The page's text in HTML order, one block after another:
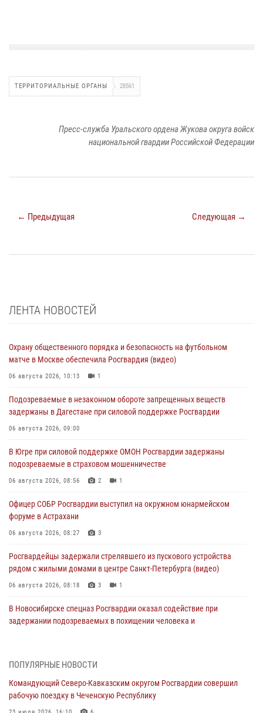
ТЕРРИТОРИАЛЬНЫЕ ОРГАНЫ 28561
Пресс-служба Уральского ордена Жукова округа войск
национальной гвардии Российской Федерации
← Предыдущая Следующая →
ЛЕНТА НОВОСТЕЙ
Охрану общественного порядка и безопасность на футбольном
матче в Москве обеспечила Росгвардия (видео)
06 августа 2026, 10:13 1
Подозреваемые в незаконном обороте запрещенных веществ
задержаны в Дагестане при силовой поддержке Росгвардии
06 августа 2026, 09:00
В Югре при силовой поддержке ОМОН Росгвардии задержаны
подозреваемые в страховом мошенничестве
06 августа 2026, 08:56 2 1
Офицер СОБР Росгвардии выступил на окружном юнармейском
форуме в Астрахани
06 августа 2026, 08:27 3
Росгвардейцы задержали стрелявшего из пускового устройства
рядом с жилыми домами в центре Санкт-Петербурга (видео)
06 августа 2026, 08:18 3 1
В Новосибирске спецназ Росгвардии оказал содействие при
задержании подозреваемых в похищении человека и
правопорядок при проведении матча Кубка России по футболу в
Санкт-Петербурге
ПОПУЛЯРНЫЕ НОВОСТИ
Командующий Северо-Кавказским округом Росгвардии совершил
рабочую поездку в Чеченскую Республику